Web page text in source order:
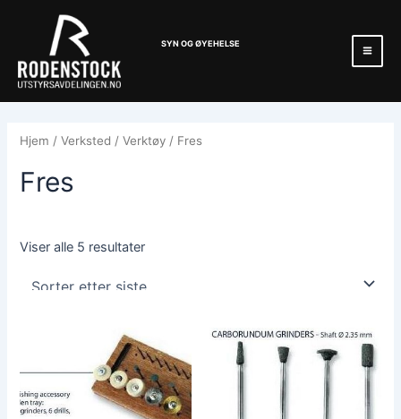
innholdet
SYN OG ØYEHELSE
Hjem /Verksted /Verktøy / Fres
Fres
Viser alle 5 resultater